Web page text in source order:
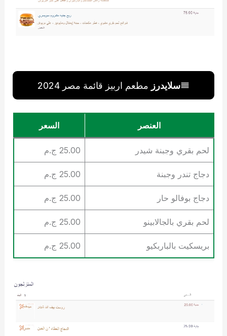
سلايدرز مطعم اربيز قائمة مصر 2024
العنصر السعر
لحم بقري وجبنة شيدر 25.00 ج.م
دجاج تندر وجبنة 25.00 ج.م
دجاج بوفالو حار 25.00 ج.م
لحم بقري بالجالابينو 25.00 ج.م
بريسكيت بالباربكيو 25.00 ج.م